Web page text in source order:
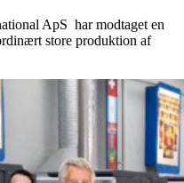
ApS har modtaget en
store produktion af